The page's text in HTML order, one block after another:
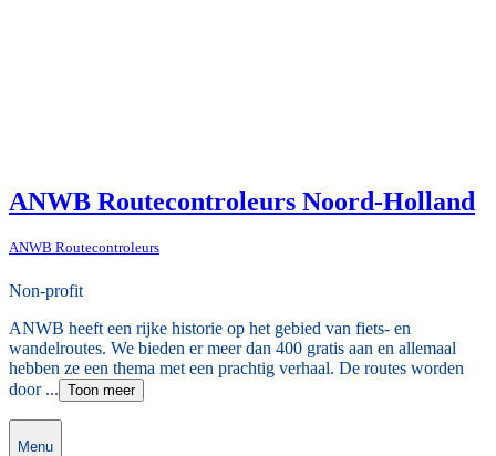
ANWB Routecontroleurs Noord-Holland
ANWB Routecontroleurs
Non-profit
ANWB heeft een rijke historie op het gebied van fiets- en
wandelroutes. We bieden er meer dan 400 gratis aan en allemaal
hebben ze een thema met een prachtig verhaal. De routes worden
door ... Toon meer
Menu